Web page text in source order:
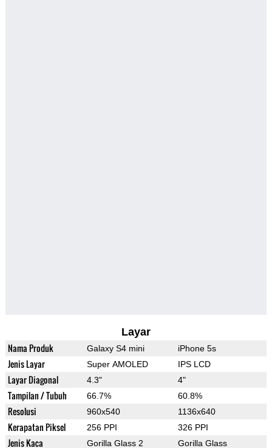
Layar
Nama Produk Galaxy S4 mini iPhone 5s
Jenis Layar Super AMOLED IPS LCD
Layar Diagonal 4.3" 4"
Tampilan / Tubuh 66.7% 60.8%
Resolusi 960x540 1136x640
Kerapatan Piksel 256 PPI 326 PPI
Jenis Kaca Gorilla Glass 2 Gorilla Glass